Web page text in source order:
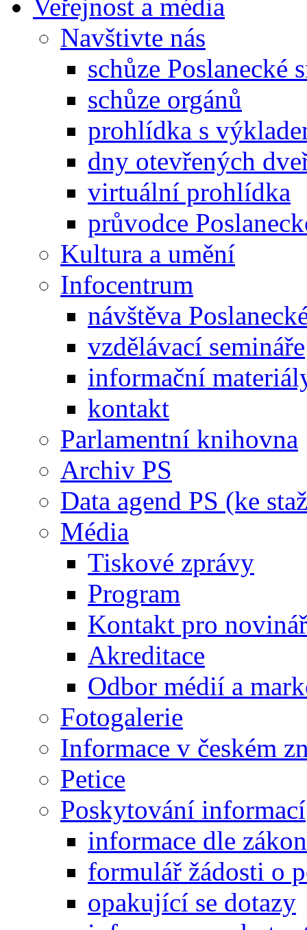
Veřejnost a média
Navštivte nás
schůze Poslanecké
schůze orgánů
prohlídka s
dny otevřených
virtuální prohlídka
průvodce
Kultura a umění
Infocentrum
návštěva
vzdělávací semináře
informační
kontakt
Parlamentní knihovna
Archiv PS
Data agend PS (ke
Média
Tiskové zprávy
Program
Kontakt pro
Akreditace
Odbor médií a
Fotogalerie
Informace v českém
Petice
Poskytování informací
informace dle
formulář žádosti o
opakující se dotazy